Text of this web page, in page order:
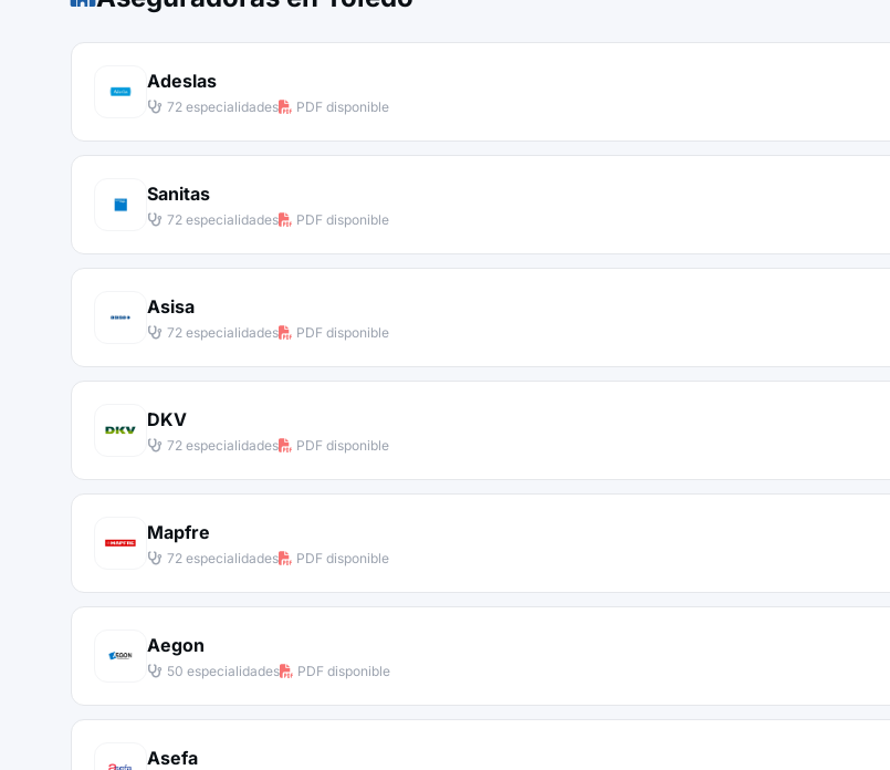
Adeslas
72 especialidades PDF disponible
Sanitas
72 especialidades PDF disponible
Asisa
72 especialidades PDF disponible
DKV
72 especialidades PDF disponible
Mapfre
72 especialidades PDF disponible
Aegon
50 especialidades PDF disponible
Asefa